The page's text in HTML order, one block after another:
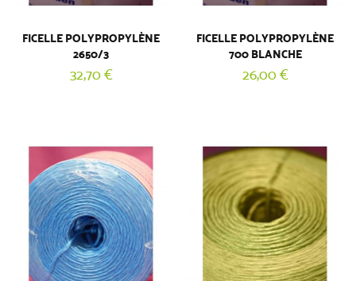
FICELLE POLYPROPYLÈNE
2650/3
32,70 €
FICELLE POLYPROPYLÈNE
700 BLANCHE
26,00 €